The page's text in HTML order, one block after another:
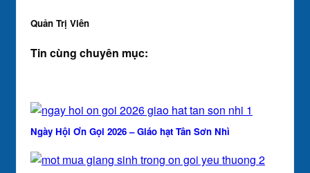
Quản Trị Viên
Tin cùng chuyên mục:
Ngày Hội Ơn Gọi 2026 – Giáo hạt Tân Sơn Nhì